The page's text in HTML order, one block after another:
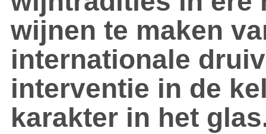
wijnen te maken
internationale
interventie in de
karakter in het